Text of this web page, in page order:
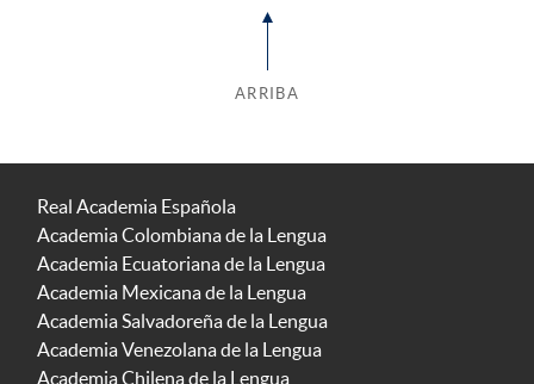
ARRIBA
Real Academia Española
Academia Colombiana de la Lengua
Academia Ecuatoriana de la Lengua
Academia Mexicana de la Lengua
Academia Salvadoreña de la Lengua
Academia Venezolana de la Lengua
Academia Chilena de la Lengua